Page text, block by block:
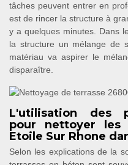
tâches peuvent entrer en
est de rincer la structure à
y a quelques minutes. Dans
la structure un mélange de
matériau va aspirer le
disparaître.
L'utilisation des
pour nettoyer les
Etoile Sur Rhone
Selon les explications de la